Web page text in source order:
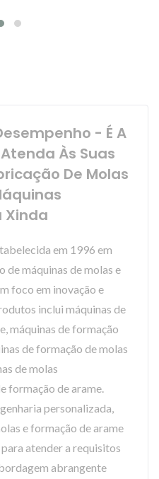
- É A
Às Suas
De Molas
Xinda
em 1996 em
de máquinas de molas e
foco em inovação e
inclui máquinas de
máquinas de formação
de formação de molas
de molas
formação de arame.
personalizada,
e formação de arame
atender a requisitos
abrangente